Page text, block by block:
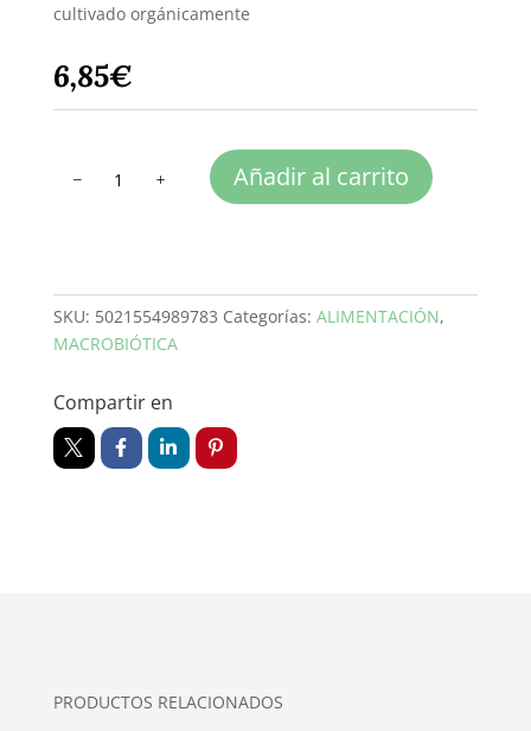
cultivado orgánicamente
6,85€
BIO
Rábano
japonés
cantidad
Añadir al carrito
SKU: 5021554989783 Categorías: ALIMENTACIÓN,
MACROBIÓTICA
Compartir en
PRODUCTOS RELACIONADOS